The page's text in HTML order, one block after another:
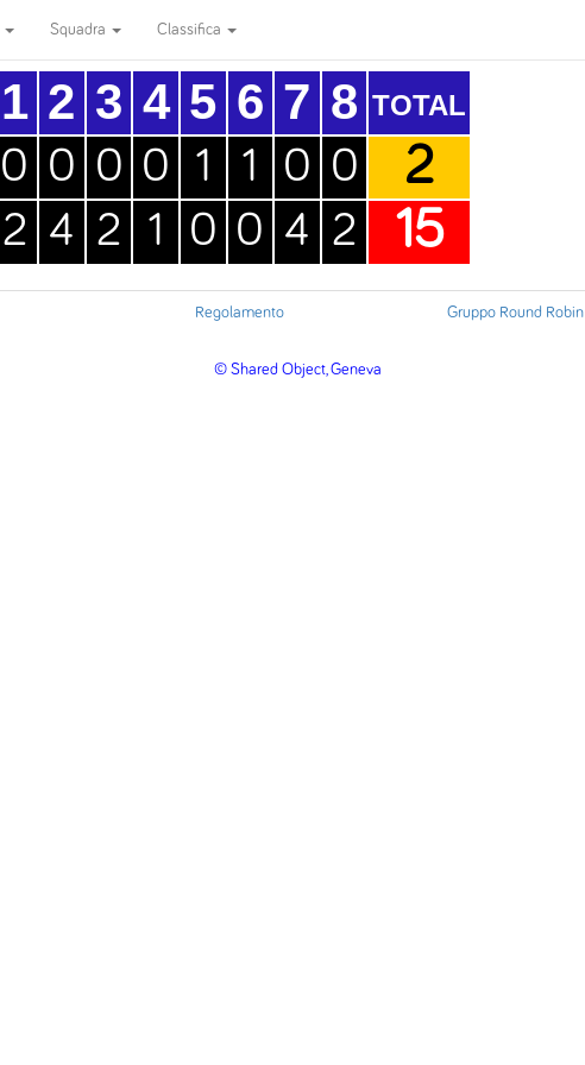
Squadra Classifica
1
0
2
2
0
4
3
0
2
4
0
1
5
1
0
6
1
0
7
0
4
8
0
2
TOTAL
2
15
Regolamento Gruppo Round Robin
© Shared Object, Geneva